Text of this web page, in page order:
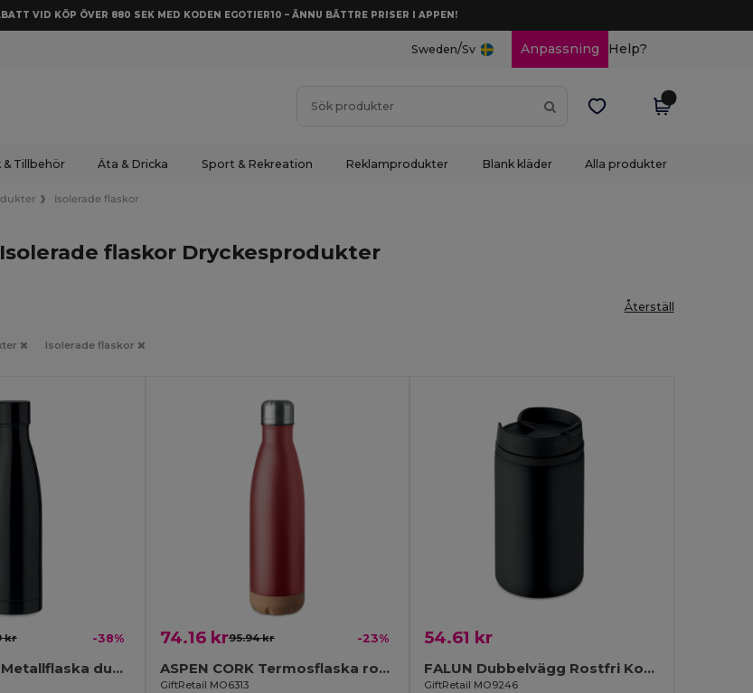
VID KÖP ÖVER 880 SEK MED KODEN EGOTIER10 – ÄNNU BÄTTRE PRISER I APPEN!
Sweden/Sv Anpassning Help?
& Tillbehör Äta & Dricka Sport & Rekreation Reklamprodukter Blank kläder Alla produkter
Isolerade flaskor
Isolerade flaskor Dryckesprodukter
Återställ
Isolerade flaskor
kr -38%
BELO BOTTLE Metallflaska dubbelvägg koppar
74.16 kr95.94 kr -23%
ASPEN CORK Termosflaska rostfritt/kork
GiftRetail MO6313
54.61 kr
FALUN Dubbelvägg Rostfri Kopp 250 ml Läckagesäker
GiftRetail MO9246